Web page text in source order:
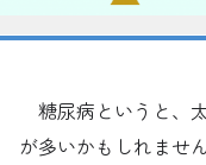
糖尿病というと、
が多いかもしれませ